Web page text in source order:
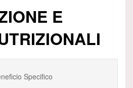
E
Specifico